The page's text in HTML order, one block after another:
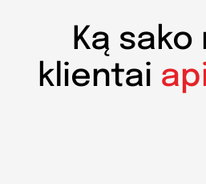
Ką sako
klientai